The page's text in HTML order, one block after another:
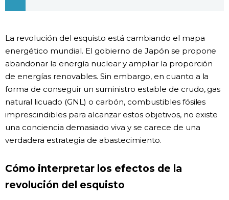
Tokio
Avisos
La revolución del esquisto está cambiando el mapa
energético mundial. El gobierno de Japón se propone
abandonar la energía nuclear y ampliar la proporción
de energías renovables. Sin embargo, en cuanto a la
forma de conseguir un suministro estable de crudo, gas
natural licuado (GNL) o carbón, combustibles fósiles
imprescindibles para alcanzar estos objetivos, no existe
una conciencia demasiado viva y se carece de una
verdadera estrategia de abastecimiento.
Cómo interpretar los efectos de la
revolución del esquisto